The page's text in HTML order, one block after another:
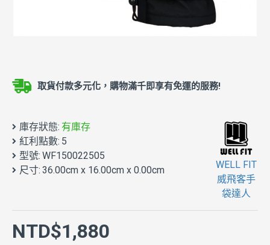
取貨付款多元化，購物滿千即享有免運的服務!
庫存狀態: 有庫存
紅利點數: 5
型號: WF150022505
尺寸: 36.00cm x 16.00cm x 0.00cm
WELL FIT
威飛客手
袋達人
NTD$1,880